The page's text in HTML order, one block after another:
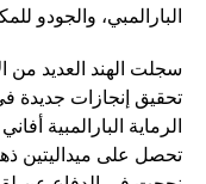
البارالمبي، والجودو
سجلت الهند العديد من
تحقيق إنجازات جديدة
الرماية البارالمبية
تحصل على ميداليتين